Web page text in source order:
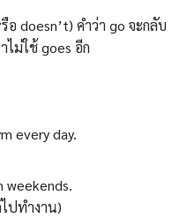
อ doesn’t) คำว่า go จะกลับ
ไม่ใช้ goes อีก
every day.
weekends.
ปทำงาน)